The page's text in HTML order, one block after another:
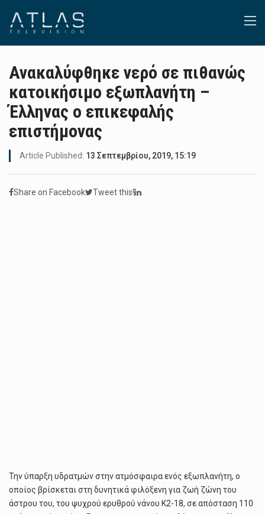
Ανακαλύφθηκε νερό σε πιθανώς
κατοικήσιμο εξωπλανήτη –
Έλληνας ο επικεφαλής
επιστήμονας
Article Published: 13 Σεπτεμβρίου, 2019, 15:19
Share on Facebook Tweet this!
Την ύπαρξη υδρατμών στην ατμόσφαιρα ενός εξωπλανήτη, ο
οποίος βρίσκεται στη δυνητικά φιλόξενη για ζωή ζώνη του
άστρου του, του ψυχρού ερυθρού νάνου Κ2-18, σε απόσταση 110